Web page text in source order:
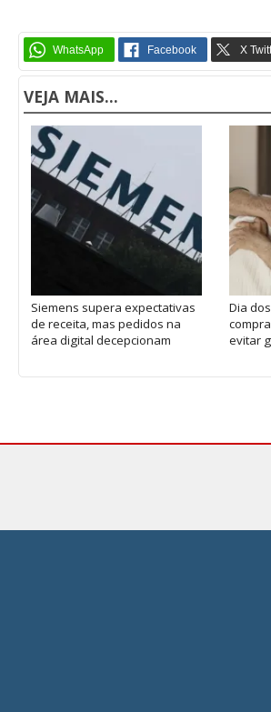
VEJA MAIS...
Siemens supera expectativas
de receita, mas pedidos na
área digital decepcionam
Dia
evitar